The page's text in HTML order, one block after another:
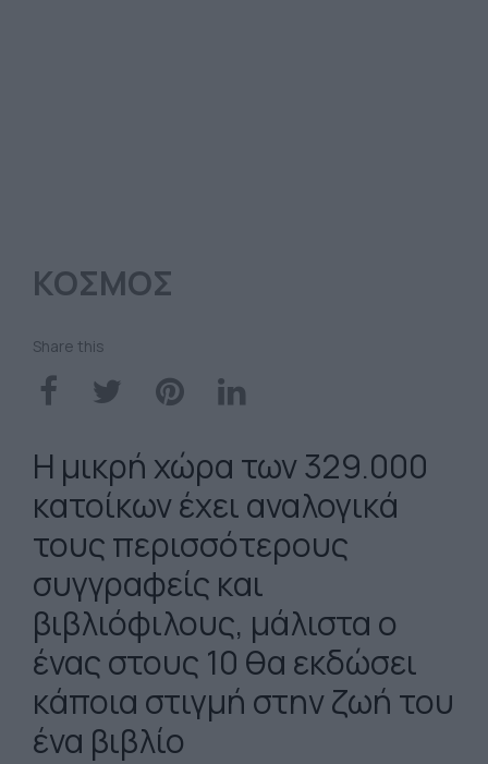
ΚΟΣΜΟΣ
Share this
Η μικρή χώρα των 329.000
κατοίκων έχει αναλογικά
τους περισσότερους
συγγραφείς και
βιβλιόφιλους, μάλιστα ο
ένας στους 10 θα εκδώσει
κάποια στιγμή στην ζωή του
ένα βιβλίο